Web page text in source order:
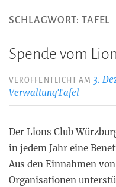
SCHLAGWORT: TAFEL
Spende vom
VERÖFFENTLICHT AM 3.
VerwaltungTafel
Der Lions Club
in jedem Jahr eine
Aus den Einnahmen
Organisationen